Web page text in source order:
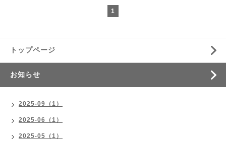
1
トップページ
お知らせ
2025-09（1）
2025-06（1）
2025-05（1）